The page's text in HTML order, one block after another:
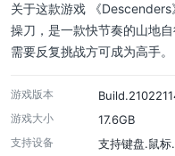
关于这款游戏 《
操刀，是一款快节奏的山地
需要反复挑战方可成为高手
游戏版本
游戏大小 17.6GB
支持设备 支持键盘.鼠标